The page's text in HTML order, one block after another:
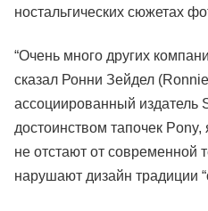
ностальгических сюжетах
“Очень много других
сказал Ронни Зейдел
ассоциированный издатель
достоинством тапочек
не отстают от современной
нарушают дизайн традиции